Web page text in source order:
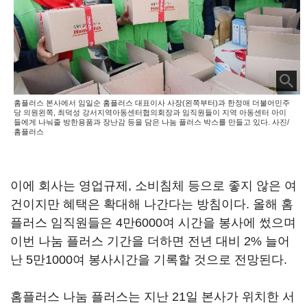
홈플러스 본사에서 임일순 홈플러스 대표이사 사장(왼쪽부터)과 한정애 더불어민주
당 의원왼쪽, 최덕성 강서지역아동센터협의회장과 임직원들이 지역 아동센터 아이
들에게 나눠줄 방한용품과 장난감 등을 담은 나눔 플러스 박스를 만들고 있다. 사진/
홈플러스
이에 회사는 영업규제, 소비침체 등으로 좋지 않은 여
건이지만 혜택은 확대해 나간다는 방침이다. 올해 홈
플러스 임직원들은 4만6000여 시간을 봉사에 썼으며
이번 나눔 플러스 기간을 더하면 전년 대비 2% 늘어
난 5만1000여 봉사시간을 기록할 것으로 전망된다.
홈플러스 나눔 플러스는 지난 21일 본사가 위치한 서